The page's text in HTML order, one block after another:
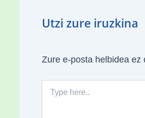
Utzi zure iruzkina
Zure e-posta helbidea ez
here..